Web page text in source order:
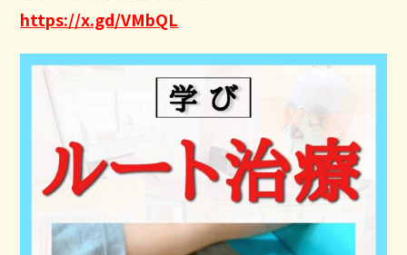
https://x.gd/VMbQL